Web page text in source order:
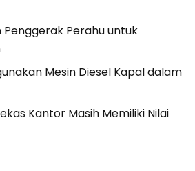
Penggerak Perahu untuk
Mesin Diesel Kapal dalam
Kantor Masih Memiliki Nilai